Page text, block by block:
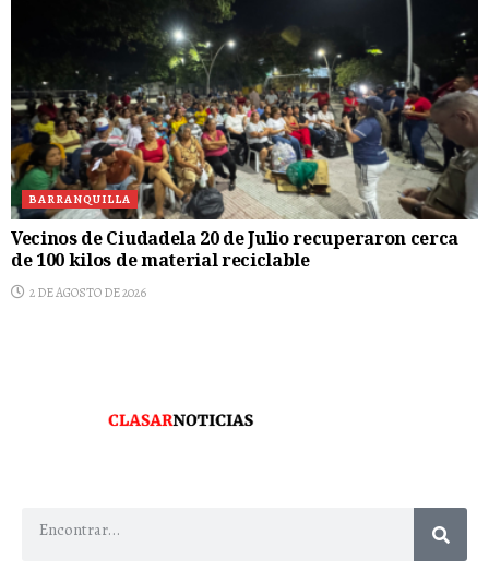
BARRANQUILLA
Vecinos de Ciudadela 20 de Julio recuperaron cerca
de 100 kilos de material reciclable
2 DE AGOSTO DE 2026